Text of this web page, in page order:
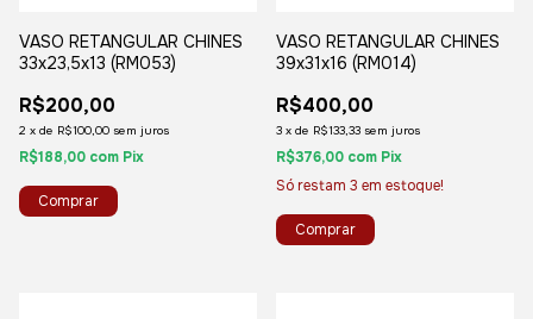
VASO RETANGULAR CHINES
33x23,5x13 (RM053)
R$200,00
2 x de R$100,00 sem juros
R$188,00 com Pix
VASO RETANGULAR CHINES
39x31x16 (RM014)
R$400,00
3 x de R$133,33 sem juros
R$376,00 com Pix
Só restam 3 em estoque!